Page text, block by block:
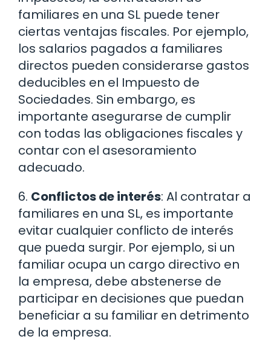
familiares en una SL puede tener
ciertas ventajas fiscales. Por ejemplo,
los salarios pagados a familiares
directos pueden considerarse gastos
deducibles en el Impuesto de
Sociedades. Sin embargo, es
importante asegurarse de cumplir
con todas las obligaciones fiscales y
contar con el asesoramiento
adecuado.
6. Conflictos de interés: Al contratar a
familiares en una SL, es importante
evitar cualquier conflicto de interés
que pueda surgir. Por ejemplo, si un
familiar ocupa un cargo directivo en
la empresa, debe abstenerse de
participar en decisiones que puedan
beneficiar a su familiar en detrimento
de la empresa.